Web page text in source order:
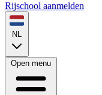
Rijschool aanmelden
NL
Open menu